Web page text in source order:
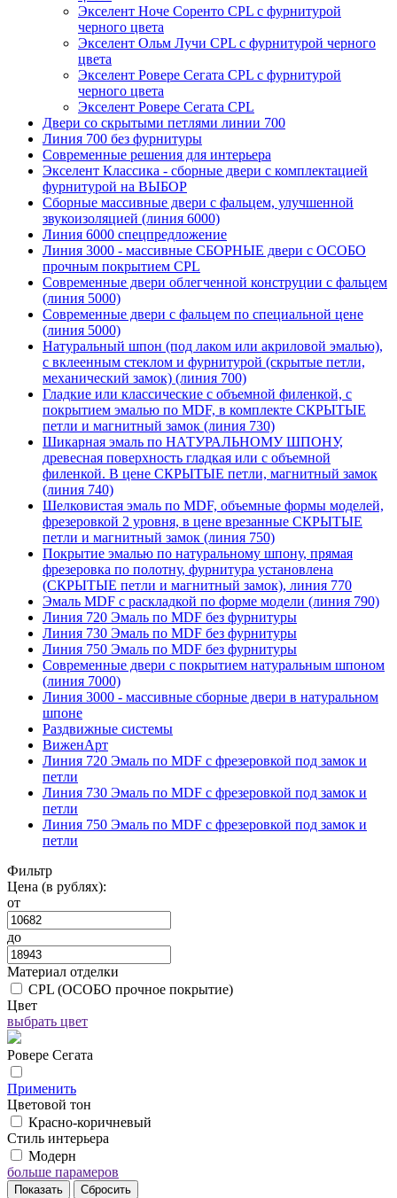
Экселент Ноче Соренто CPL с фурнитурой
черного цвета
Экселент Ольм Лучи CPL с фурнитурой черного
цвета
Экселент Ровере Сегата CPL с фурнитурой
черного цвета
Экселент Ровере Сегата CPL
Двери со скрытыми петлями линии 700
Линия 700 без фурнитуры
Современные решения для интерьера
Экселент Классика - сборные двери с комплектацией
фурнитурой на ВЫБОР
Сборные массивные двери с фальцем, улучшенной
звукоизоляцией (линия 6000)
Линия 6000 спецпредложение
Линия 3000 - массивные СБОРНЫЕ двери с ОСОБО
прочным покрытием CPL
Современные двери облегченной конструции с фальцем
(линия 5000)
Современные двери с фальцем по специальной цене
(линия 5000)
Натуральный шпон (под лаком или акриловой эмалью),
с вклеенным стеклом и фурнитурой (скрытые петли,
механический замок) (линия 700)
Гладкие или классические с объемной филенкой, с
покрытием эмалью по MDF, в комплекте СКРЫТЫЕ
петли и магнитный замок (линия 730)
Шикарная эмаль по НАТУРАЛЬНОМУ ШПОНУ,
древесная поверхность гладкая или с объемной
филенкой. В цене СКРЫТЫЕ петли, магнитный замок
(линия 740)
Шелковистая эмаль по MDF, объемные формы моделей,
фрезеровкой 2 уровня, в цене врезанные СКРЫТЫЕ
петли и магнитный замок (линия 750)
Покрытие эмалью по натуральному шпону, прямая
фрезеровка по полотну, фурнитура установлена
(СКРЫТЫЕ петли и магнитный замок), линия 770
Эмаль MDF с раскладкой по форме модели (линия 790)
Линия 720 Эмаль по MDF без фурнитуры
Линия 730 Эмаль по MDF без фурнитуры
Линия 750 Эмаль по MDF без фурнитуры
Современные двери с покрытием натуральным шпоном
(линия 7000)
Линия 3000 - массивные сборные двери в натуральном
шпоне
Раздвижные системы
ВиженАрт
Линия 720 Эмаль по MDF с фрезеровкой под замок и
петли
Линия 730 Эмаль по MDF с фрезеровкой под замок и
петли
Линия 750 Эмаль по MDF с фрезеровкой под замок и
петли
Фильтр
Цена (в рублях):
от
до
Материал отделки
CPL (ОСОБО прочное покрытие)
Цвет
выбрать цвет
Ровере Сегата
Применить
Цветовой тон
Красно-коричневый
Стиль интерьера
Модерн
больше парамеров